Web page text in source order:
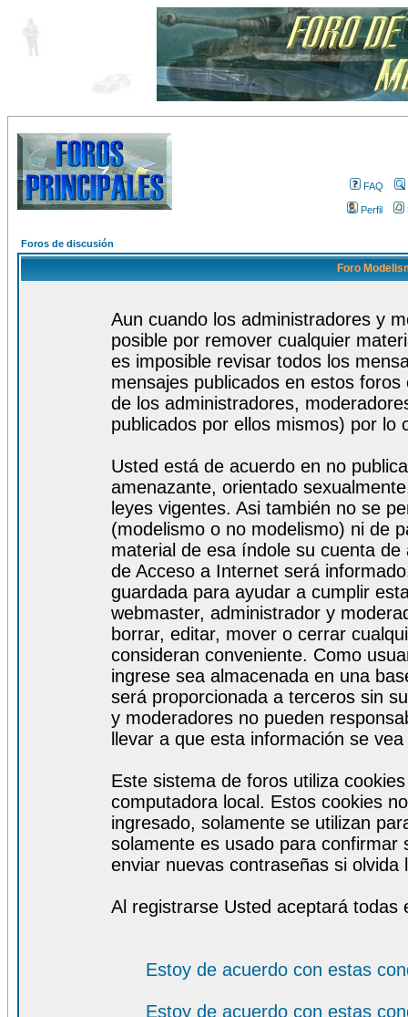
FAQ
Perfil
Foros de discusión
Foro
Aun cuando los administradores y
posible por remover cualquier
es imposible revisar todos los
mensajes publicados en estos
de los administradores,
publicados por ellos mismos) por lo
Usted está de acuerdo en no
amenazante, orientado
leyes vigentes. Asi también no se
(modelismo o no modelismo) ni de
material de esa índole su cuenta
de Acceso a Internet será
guardada para ayudar a cumplir
webmaster, administrador y
borrar, editar, mover o cerrar
consideran conveniente. Como
ingrese sea almacenada en una
será proporcionada a terceros sin
y moderadores no pueden
llevar a que esta información se
Este sistema de foros utiliza
computadora local. Estos cookies
ingresado, solamente se utilizan
solamente es usado para
enviar nuevas contraseñas si olvida
Al registrarse Usted aceptará todas
Estoy de acuerdo con estas
Estoy de acuerdo con estas